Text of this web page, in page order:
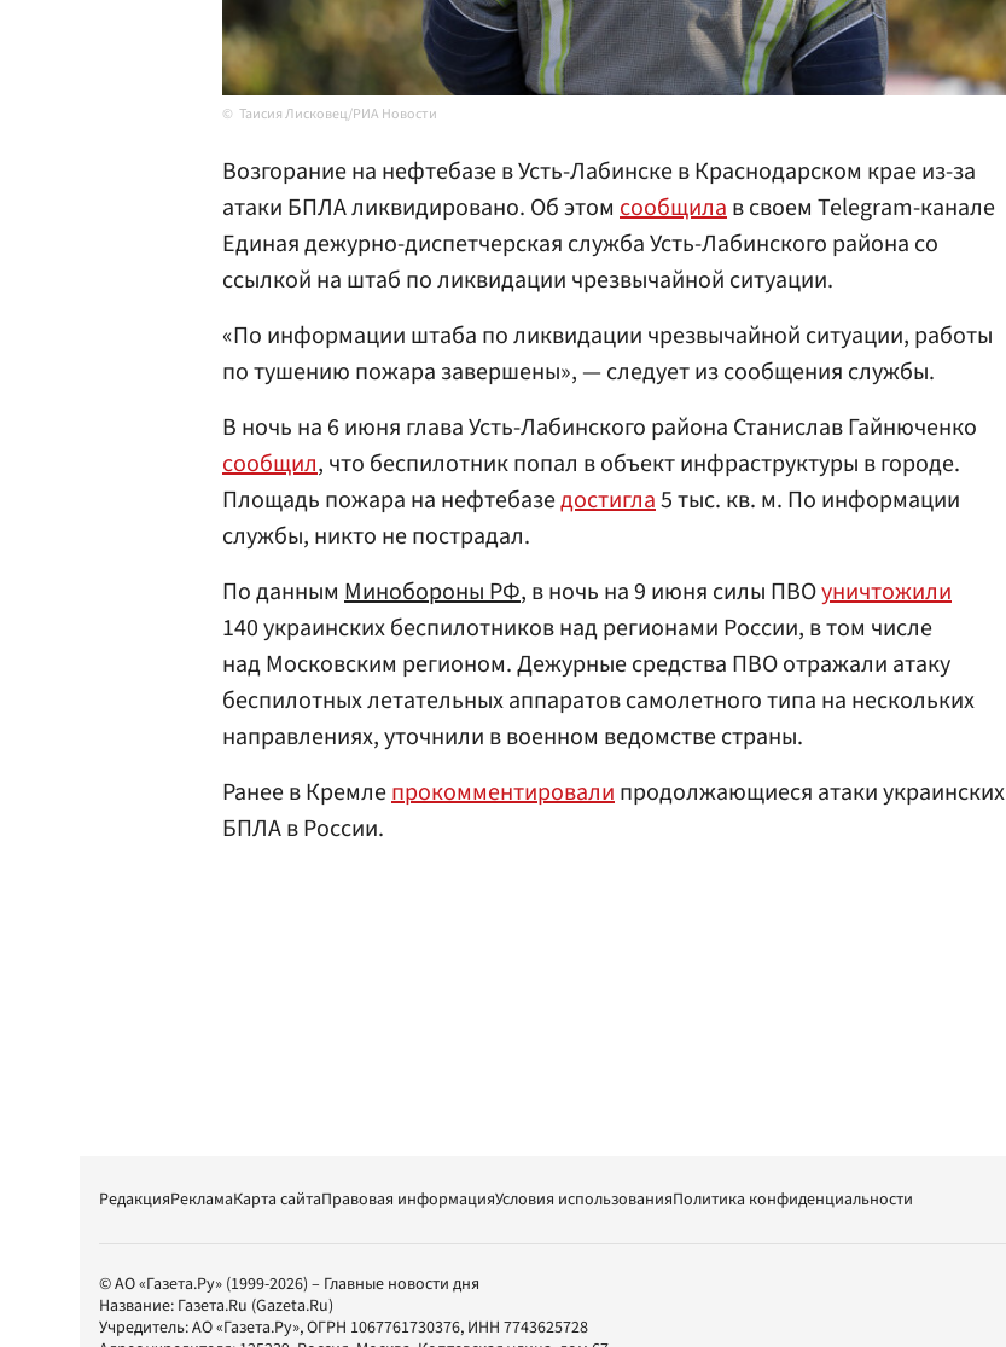
Таисия Лисковец/РИА Новости
Возгорание на нефтебазе в Усть-Лабинске в Краснодарском крае из-за
атаки БПЛА ликвидировано. Об этом сообщилав своем Telegram-канале
Единая дежурно-диспетчерская служба Усть-Лабинского района со
ссылкой на штаб по ликвидации чрезвычайной ситуации.
«По информации штаба по ликвидации чрезвычайной ситуации, работы
по тушению пожара завершены», — следует из сообщения службы.
В ночь на 6 июня глава Усть-Лабинского района Станислав Гайнюченко
сообщил, что беспилотник попал в объект инфраструктуры в городе.
Площадь пожара на нефтебазедостигла5 тыс. кв. м. По информации
службы, никто не пострадал.
По данным Минобороны РФ, в ночь на 9 июня силы ПВОуничтожили
140 украинских беспилотников над регионами России, в том числе
над Московским регионом. Дежурные средства ПВО отражали атаку
беспилотных летательных аппаратов самолетного типа на нескольких
направлениях, уточнили в военном ведомстве страны.
Ранее в Кремлепрокомментировалипродолжающиеся атаки украинских
БПЛА в России.
РедакцияРекламаКарта сайтаПравовая информацияУсловия использованияПолитика конфиденциальности
© АО «Газета.Ру» (1999-2026) – Главные новости дня
Название: Газета.Ru (Gazeta.Ru)
Учредитель:АО «Газета.Ру», ОГРН 1067761730376, ИНН 7743625728